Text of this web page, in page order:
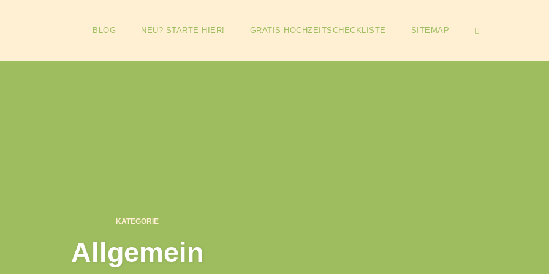
BLOG NEU? STARTE HIER! GRATIS HOCHZEITSCHECKLISTE SITEMAP
KATEGORIE
Allgemein